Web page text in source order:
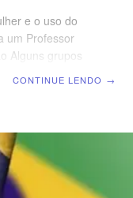
e o uso do
um Professor
Alguns grupos
entender 1 Cor.
sobre
por Paulo nesta
CONTINUE LENDO →